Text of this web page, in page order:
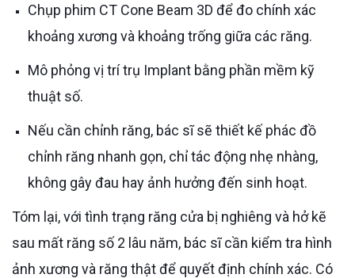
Chụp phim CT Cone Beam 3D để đo chính xác
khoảng xương và khoảng trống giữa các răng.
Mô phỏng vị trí trụ Implant bằng phần mềm kỹ
thuật số.
Nếu cần chỉnh răng, bác sĩ sẽ thiết kế phác đồ
chỉnh răng nhanh gọn, chỉ tác động nhẹ nhàng,
không gây đau hay ảnh hưởng đến sinh hoạt.
Tóm lại, với tình trạng răng cửa bị nghiêng và hở kẽ
sau mất răng số 2 lâu năm, bác sĩ cần kiểm tra hình
ảnh xương và răng thật để quyết định chính xác. Có